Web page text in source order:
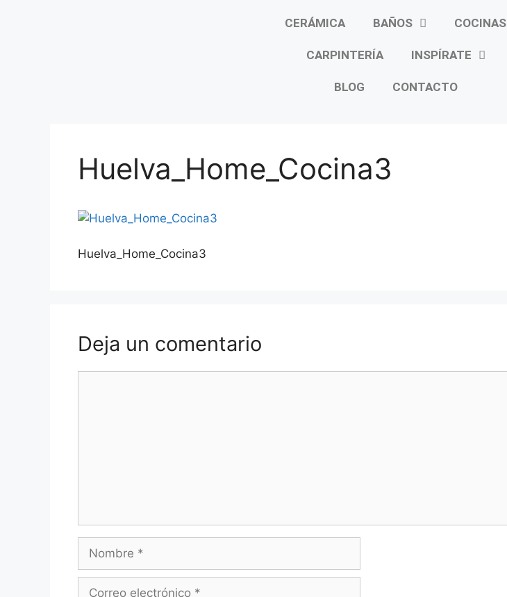
CERÁMICA BAÑOS COCINAS
CARPINTERÍA INSPÍRATE
BLOG CONTACTO
Huelva_Home_Cocina3
Huelva_Home_Cocina3
Deja un comentario